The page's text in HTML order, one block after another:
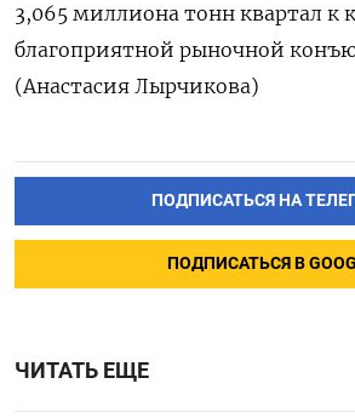
3,065 миллиона тонн квартал к
благоприятной рыночной
(Анастасия Лырчикова)
ПОДПИСАТЬСЯ НА
ПОДПИСАТЬСЯ В
ЧИТАТЬ ЕЩЕ